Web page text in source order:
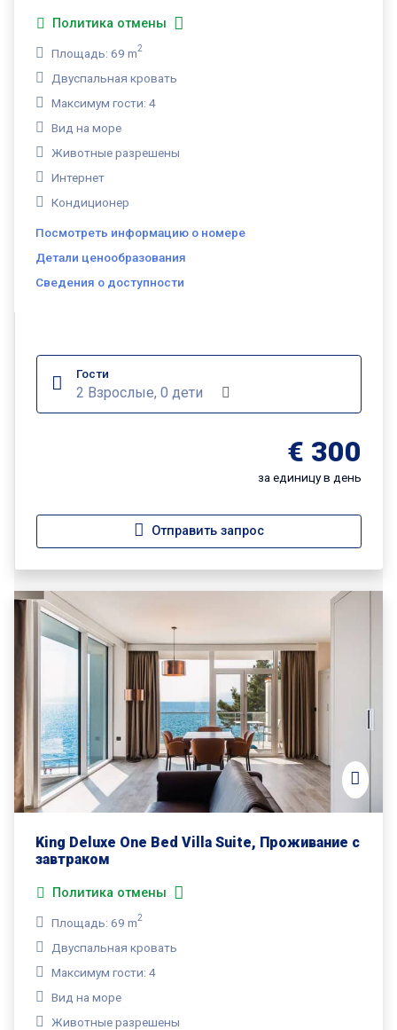
Политика отмены
Площадь: 69 m2
Двуспальная кровать
Максимум гости: 4
Вид на море
Животные разрешены
Интернет
Кондиционер
Посмотреть информацию о номере
Детали ценообразования
Сведения о доступности
Гости
2 Взрослые, 0 дети
€ 300
за единицу в день
Отправить запрос
King Deluxe One Bed Villa Suite, Проживание с
завтраком
Политика отмены
Площадь: 69 m2
Двуспальная кровать
Максимум гости: 4
Вид на море
Животные разрешены